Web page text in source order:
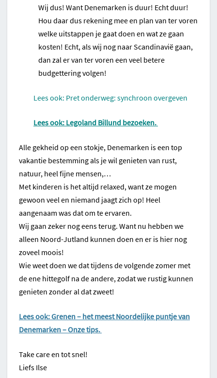
Wij dus! Want Denemarken is duur! Echt duur!
Hou daar dus rekening mee en plan van ter voren
welke uitstappen je gaat doen en wat ze gaan
kosten! Echt, als wij nog naar Scandinavië gaan,
dan zal er van ter voren een veel betere
budgettering volgen!
Lees ook: Pret onderweg: synchroon overgeven
Lees ook: Legoland Billund bezoeken.
Alle gekheid op een stokje, Denemarken is een top
vakantie bestemming als je wil genieten van rust,
natuur, heel fijne mensen,…
Met kinderen is het altijd relaxed, want ze mogen
gewoon veel en niemand jaagt zich op! Heel
aangenaam was dat om te ervaren.
Wij gaan zeker nog eens terug. Want nu hebben we
alleen Noord-Jutland kunnen doen en er is hier nog
zoveel moois!
Wie weet doen we dat tijdens de volgende zomer met
de ene hittegolf na de andere, zodat we rustig kunnen
genieten zonder al dat zweet!
Lees ook: Grenen – het meest Noordelijke puntje van
Denemarken – Onze tips.
Take care en tot snel!
Liefs Ilse